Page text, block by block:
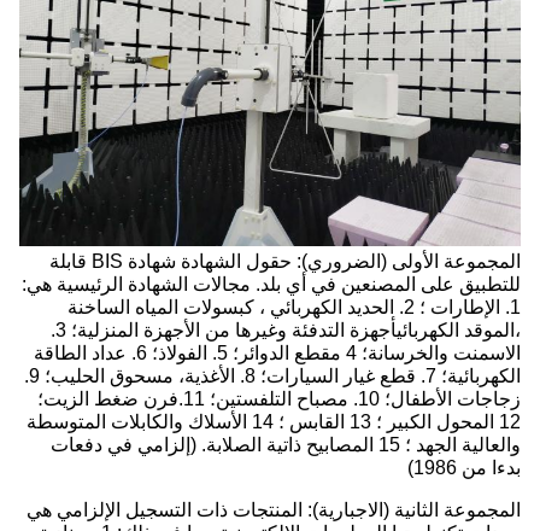
المجموعة الأولى (الضروري): حقول الشهادة شهادة BIS قابلة
للتطبيق على المصنعين في أي بلد. مجالات الشهادة الرئيسية هي:
1. الإطارات ؛ 2. الحديد الكهربائي ، كبسولات المياه الساخنة
،الموقد الكهربائيأجهزة التدفئة وغيرها من الأجهزة المنزلية؛ 3.
الاسمنت والخرسانة؛ 4 مقطع الدوائر؛ 5. الفولاذ؛ 6. عداد الطاقة
الكهربائية؛ 7. قطع غيار السيارات؛ 8. الأغذية، مسحوق الحليب؛ 9.
زجاجات الأطفال؛ 10. مصباح التلفستين؛ 11.فرن ضغط الزيت؛
12 المحول الكبير ؛ 13 القابس ؛ 14 الأسلاك والكابلات المتوسطة
والعالية الجهد ؛ 15 المصابيح ذاتية الصلابة. (إلزامي في دفعات
بدءا من 1986)
المجموعة الثانية (الاجبارية): المنتجات ذات التسجيل الإلزامي هي